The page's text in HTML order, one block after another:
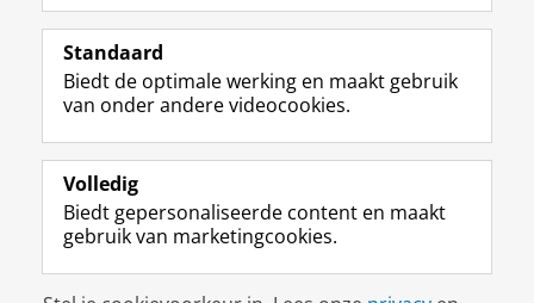
Volg de RUG
F
a
e
b
o
p
a
i
L
i
k
e
I
-
p
g
R
S
-
f
e
R
k
I
n
t
r
m
c
Y
o
T
e
k
a
Studiekiezers
Alumni
Over ons
Disclaimer & Copyright
Standaard
Biedt de optimale werking en maakt gebruik
van onder andere videocookies.
Volledig
Biedt gepersonaliseerde content en maakt
gebruik van marketingcookies.